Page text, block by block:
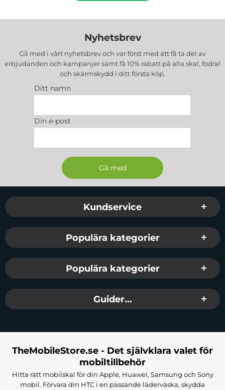
Nyhetsbrev
Gå med i vårt nyhetsbrev och var först med att få ta del av
erbjudanden och kampanjer samt få 10% rabatt på alla skal, fodral
och skärmskydd i ditt första köp.
Ditt namn
Din e-post
Sidfot Blandad info och länkar
Kundservice
Populära kategorier
Populära kategorier
Guider...
TheMobileStore.se - Det självklara valet för
mobiltillbehör
Hitta rätt mobilskal för din Apple, Huawei, Samsung och Sony
mobil. Förvara din HTC i en passande läderväska, skydda